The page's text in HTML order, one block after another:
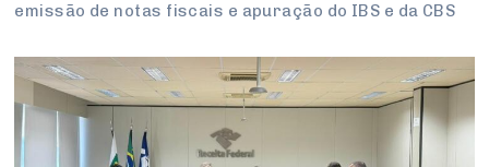
emissão de notas fiscais e apuração do IBS e da CBS